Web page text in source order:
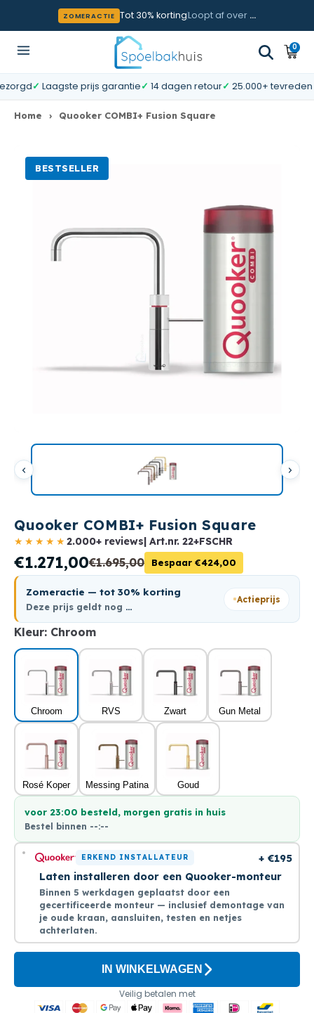
Meteen naar de content
ZOMERACTIE Tot 30% kortingLoopt af over …
00
✓Laagste prijs garantie✓14 dagen retour✓25.000+ tevreden
Home › Quooker COMBI+ Fusion Square
BESTSELLER
Quooker COMBI+ Fusion Square
★★★★★2.000+ reviews | Art.nr. 22+FSCHR
€1.271,00€1.695,00 Bespaar €424,00
Zomeractie — tot 30% korting
Deze prijs geldt nog …
Actieprijs
Kleur: Chroom
Chroom RVS Zwart Gun Metal
Rosé Koper Messing Patina Goud
voor 23:00 besteld, morgen gratis in huis
Bestel binnen --:--
ERKEND INSTALLATEUR
+ €195
Laten installeren door een Quooker-monteur
Binnen 5 werkdagen geplaatst door een
gecertificeerde monteur — inclusief demontage van
je oude kraan, aansluiten, testen en netjes
achterlaten.
IN WINKELWAGEN
Veilig betalen met